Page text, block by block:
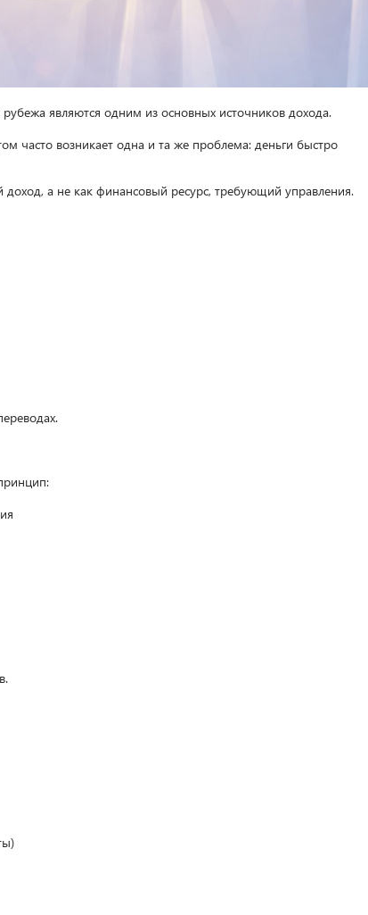
являются одним из основных источников дохода.
часто возникает одна и та же проблема: деньги быстро
а не как финансовый ресурс, требующий управления.